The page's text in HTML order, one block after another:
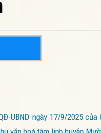
UBND ngày 17/9/2025